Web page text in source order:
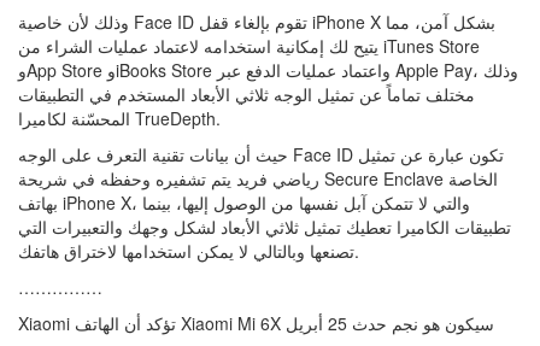
وذلك لأن خاصية Face ID تقوم بإلغاء قفل iPhone X بشكل آمن، مما
يتيح لك إمكانية استخدامه لاعتماد عمليات الشراء من iTunes Store
وApp Store وiBooks Store واعتماد عمليات الدفع عبر Apple Pay، وذلك
مختلف تماماً عن تمثيل الوجه ثلاثي الأبعاد المستخدم في التطبيقات
المحسّنة لكاميرا TrueDepth.
حيث أن بيانات تقنية التعرف على الوجه Face ID تكون عبارة عن تمثيل
رياضي فريد يتم تشفيره وحفظه في شريحة Secure Enclave الخاصة
بهاتف iPhone X، والتي لا تتمكن آبل نفسها من الوصول إليها، بينما
تطبيقات الكاميرا تعطيك تمثيل ثلاثي الأبعاد لشكل وجهك والتعبيرات التي
تصنعها وبالتالي لا يمكن استخدامها لاختراق هاتفك.
……………
Xiaomi تؤكد أن الهاتف Xiaomi Mi 6X سيكون هو نجم حدث 25 أبريل